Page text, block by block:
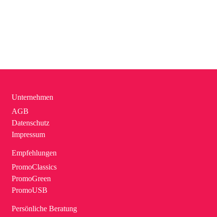
Unternehmen
AGB
Datenschutz
Impressum
Empfehlungen
PromoClassics
PromoGreen
PromoUSB
Persönliche Beratung